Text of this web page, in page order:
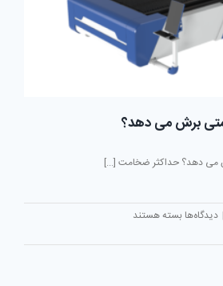
برش می دهد؟
می دهد؟ حداکثر ضخامت [...]
دیدگاه‌ها برای
فلزات
بسته هستند